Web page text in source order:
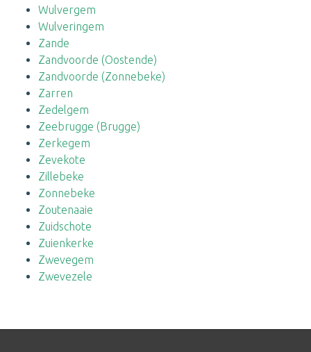
Wulvergem
Wulveringem
Zande
Zandvoorde (Oostende)
Zandvoorde (Zonnebeke)
Zarren
Zedelgem
Zeebrugge (Brugge)
Zerkegem
Zevekote
Zillebeke
Zonnebeke
Zoutenaaie
Zuidschote
Zuienkerke
Zwevegem
Zwevezele